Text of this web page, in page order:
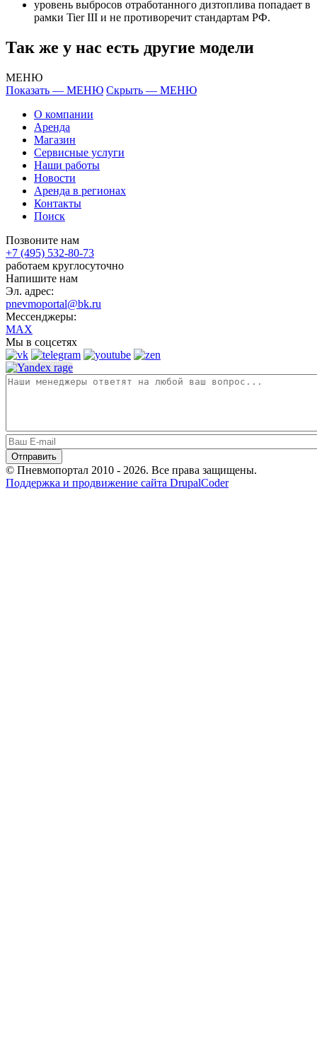
уровень выбросов отработанного дизтоплива попадает в
рамки Tier III и не противоречит стандартам РФ.
Так же у нас есть другие модели
МЕНЮ
Показать — МЕНЮ Скрыть — МЕНЮ
О компании
Аренда
Магазин
Сервисные услуги
Наши работы
Новости
Аренда в регионах
Контакты
Поиск
Позвоните нам
+7 (495) 532-80-73
работаем круглосуточно
Напишите нам
Эл. адрес:
pnevmoportal@bk.ru
Мессенджеры:
MAX
Мы в соцсетях
© Пневмопортал 2010 - 2026. Все права защищены.
Поддержка и продвижение сайта DrupalCoder